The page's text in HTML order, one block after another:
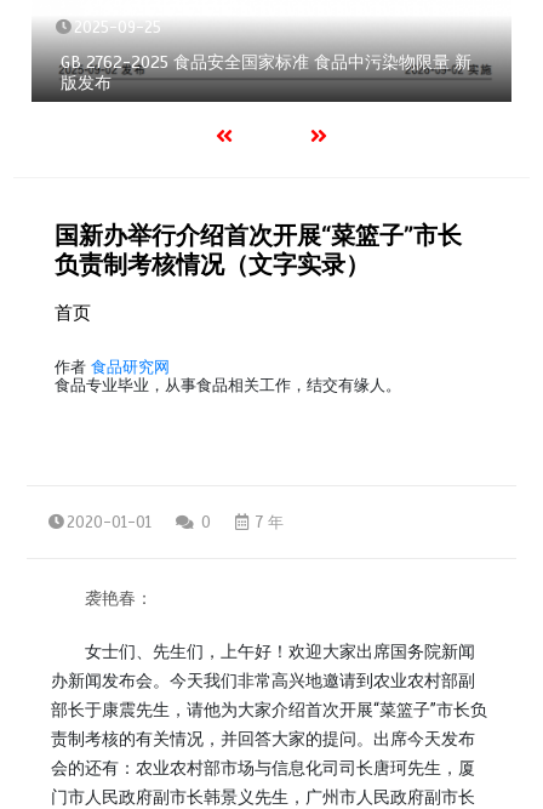
2025-09-25
GB 2762-2025 食品安全国家标准 食品中污染物限量 新
版发布
国新办举行介绍首次开展“菜篮子”市长
负责制考核情况（文字实录）
首页
作者 食品研究网
食品专业毕业，从事食品相关工作，结交有缘人。
2020-01-01 0 7 年
袭艳春：
女士们、先生们，上午好！欢迎大家出席国务院新闻
办新闻发布会。今天我们非常高兴地邀请到农业农村部副
部长于康震先生，请他为大家介绍首次开展“菜篮子”市长负
责制考核的有关情况，并回答大家的提问。出席今天发布
会的还有：农业农村部市场与信息化司司长唐珂先生，厦
门市人民政府副市长韩景义先生，广州市人民政府副市长